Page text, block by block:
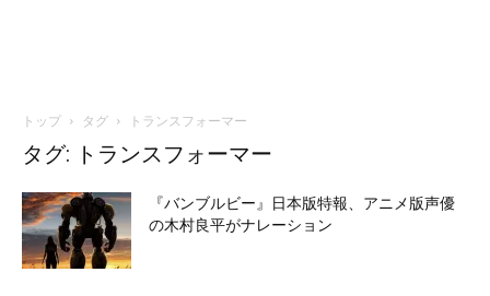
トップ タグ トランスフォーマー
タグ: トランスフォーマー
『バンブルビー』日本版特報、アニメ版声優
の木村良平がナレーション